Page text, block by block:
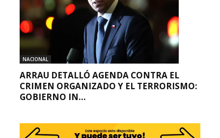
NACIONAL
ARRAU DETALLÓ AGENDA CONTRA EL
CRIMEN ORGANIZADO Y EL TERRORISMO:
GOBIERNO IN...